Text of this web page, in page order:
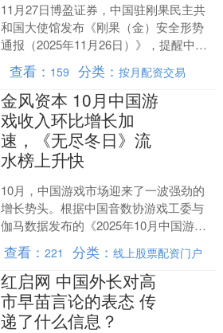
11月27日博盈证券，中国驻刚果民主共
和国大使馆发布《刚果（金）安全形势
通报（2025年11月26日）》，提醒中国
公民尽快撤离。 一、近期重要案件
（一）11月....
查看： 159 分类：按月配资交易
金风资本 10月中国游
戏收入环比增长加
速，《无尽冬日》流
水榜上升快
10月，中国游戏市场迎来了一波强劲的
增长势头。根据中国音数协游戏工委与
伽马数据发布的《2025年10月中国游戏
产业月度报告》显示，10月国内游戏市
场实际销售同比....
查看：221 分类：线上股票配资门户
红启网 中国外长对高
市早苗言论的表态 传
递了什么信息？